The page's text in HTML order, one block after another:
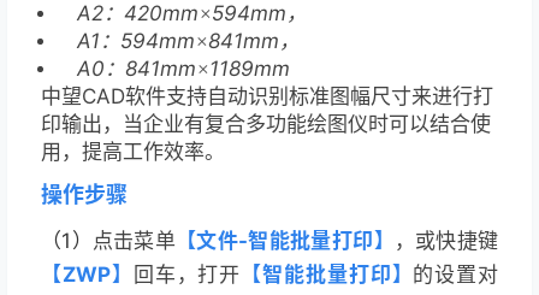
A2： 420mm×594mm ，
A1 ： 594mm×841mm ，
A0 ： 841mm×1189mm
中望CAD软件支持自动识别标准图幅尺寸来进行打
印输出，当企业有复合多功能绘图仪时可以结合使
用，提高工作效率。
操作步骤
（1） 点击菜单 【文件-智能批量打印】
，或快捷键
【ZWP】
回车，打开 【智能批量打印】 的设置对